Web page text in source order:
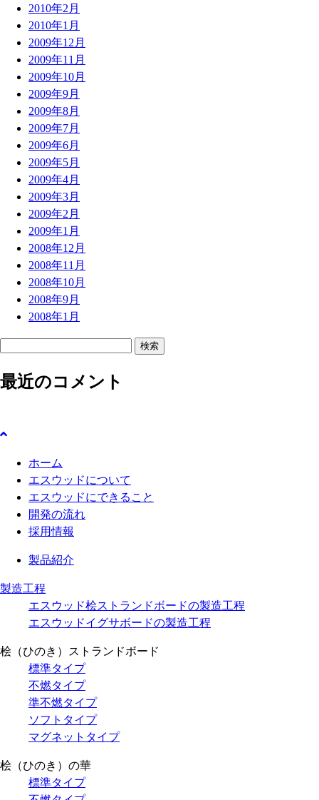
2010年2月
2010年1月
2009年12月
2009年11月
2009年10月
2009年9月
2009年8月
2009年7月
2009年6月
2009年5月
2009年4月
2009年3月
2009年2月
2009年1月
2008年12月
2008年11月
2008年10月
2008年9月
2008年1月
:最近のコメント
ホーム
エスウッドについて
エスウッドにできること
開発の流れ
採用情報
製品紹介
製造工程
エスウッド桧ストランドボードの製造工程
エスウッドイグサボードの製造工程
桧（ひのき）ストランドボード
標準タイプ
不燃タイプ
準不燃タイプ
ソフトタイプ
マグネットタイプ
桧（ひのき）の華
標準タイプ